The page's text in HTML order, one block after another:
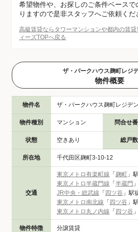
希望物件や、お探しのご条件ベースで
りますので是非スタッフへご依頼くだ
高級賃貸ならタワーマンションや都内の賃
ィーズTOPへ戻る
ザ・パークハウス麹町レジ
物件概要
物件名 ザ・パークハウス麹町レジデ
物件種別 マンション 問合せ
状態 空きあり 総戸数
所在地 千代田区麹町3-10-12
交通
東京メトロ有楽町線 「 麹町 」
東京メトロ半蔵門線 「 半蔵門
JR中央・総武線 「 四ツ谷 」駅
東京メトロ南北線 「 四ツ谷 」
東京メトロ丸ノ内線 「 四ツ谷
物件特徴 分譲賃貸